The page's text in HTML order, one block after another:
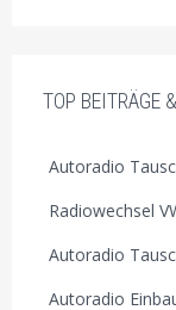
TOP BEITRÄGE
Autoradio
Radiowechsel
Autoradio
Autoradio